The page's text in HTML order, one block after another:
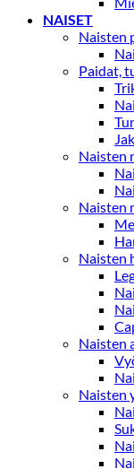
NAISET
Naisten
Paidat,
Naisten
Naisten
Naisten
Naisten
Naisten